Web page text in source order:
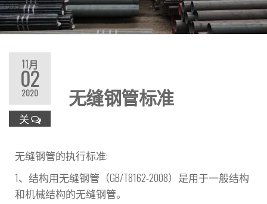
11月
02
2020
关
无缝钢管标准
无缝钢管的执行标准:
1、结构用无缝钢管（GB/T8162-2008）是用于一般结构
和机械结构的无缝钢管。